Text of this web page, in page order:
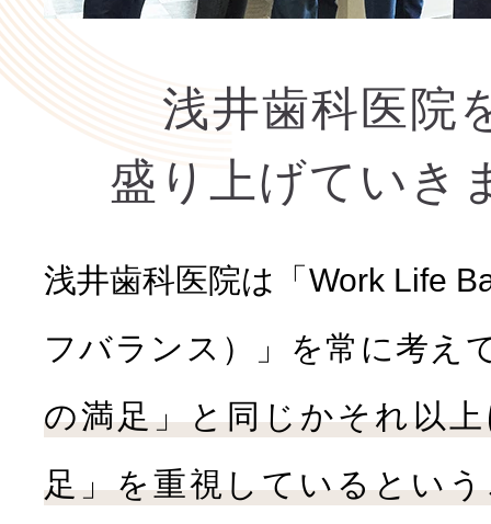
動画集
浅井歯科医院
盛り上げていき
浅井歯科医院は「Work Life
フバランス）」を常に考え
の満足」と同じかそれ以
足」を重視しているとい